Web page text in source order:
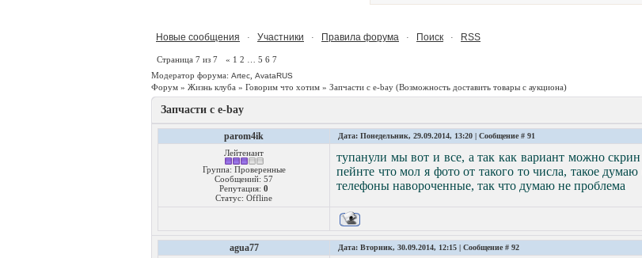
Новые сообщения · Участники · Правила форума · Поиск · RSS
Страница 7 из 7 « 1 2 5 6 7
Модератор форума: Artec AvataRUS
Форум » Жизнь клуба » Говорим что хотим » Запчасти с e-bay (Возможность доставить товары с аукциона)
Запчасти с e-bay
parom4ik Дата: Понедельник, 29.09.2014, 13:20 | Сообщение # 91
Лейтенант
Группа: Проверенные
Сообщений: 57
Репутация: 0
Статус: Offline
тупанули мы вот и все, а так как вариант можно
пейнте что мол я фото от такого то числа, такое
телефоны навороченные, так что думаю не проблема
agua77 Дата: Вторник, 30.09.2014, 12:15 | Сообщение # 92